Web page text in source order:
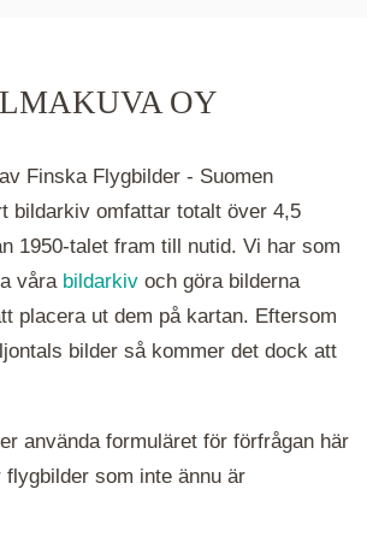
och scrolla.OY
Finska Flygbilder - Suomen
bildarkiv omfattar totalt över 4,5
1950-talet fram till nutid. Vi har som
våra bildarkiv och göra bilderna
placera ut dem på kartan. Eftersom
bilder så kommer det dock att
använda formuläret för förfrågan här
som inte ännu är